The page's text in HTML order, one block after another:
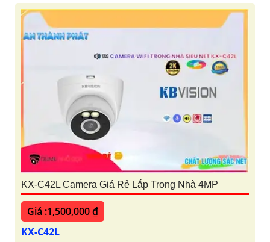
KX-C42L Camera Giá Rẻ Lắp Trong Nhà 4MP
Giá :1,500,000 ₫
KX-C42L